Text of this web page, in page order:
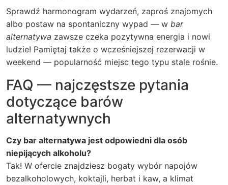
Sprawdź harmonogram wydarzeń, zaproś znajomych
albo postaw na spontaniczny wypad — w bar
alternatywa zawsze czeka pozytywna energia i nowi
ludzie! Pamiętaj także o wcześniejszej rezerwacji w
weekend — popularność miejsc tego typu stale rośnie.
FAQ — najczęstsze pytania
dotyczące barów
alternatywnych
Czy bar alternatywa jest odpowiedni dla osób
niepijących alkoholu?
Tak! W ofercie znajdziesz bogaty wybór napojów
bezalkoholowych, koktajli, herbat i kaw, a klimat